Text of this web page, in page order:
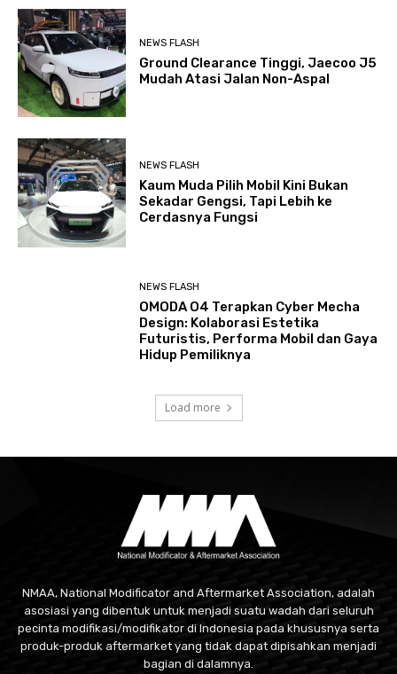
NEWS FLASH
Ground Clearance Tinggi, Jaecoo J5
Mudah Atasi Jalan Non-Aspal
NEWS FLASH
Kaum Muda Pilih Mobil Kini Bukan
Sekadar Gengsi, Tapi Lebih ke
Cerdasnya Fungsi
NEWS FLASH
OMODA O4 Terapkan Cyber Mecha
Design: Kolaborasi Estetika
Futuristis, Performa Mobil dan Gaya
Hidup Pemiliknya
Load more
NMAA, National Modificator and Aftermarket Association, adalah
asosiasi yang dibentuk untuk menjadi suatu wadah dari seluruh
pecinta modifikasi/modifikator di Indonesia pada khususnya serta
produk-produk aftermarket yang tidak dapat dipisahkan menjadi
bagian di dalamnya.